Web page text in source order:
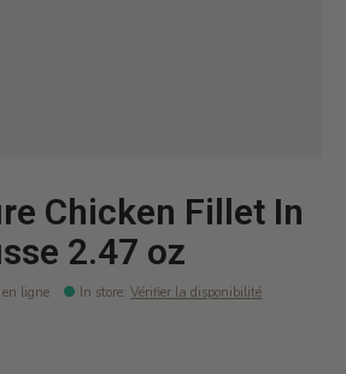
Chicken Fillet In
2.47 oz
en ligne In store:Vérifier la disponibilité